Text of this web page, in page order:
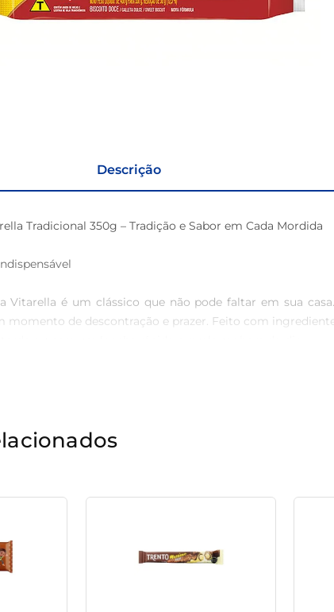
Descrição
Tradicional 350g – Tradição e Sabor em Cada Mordida
Vitarella é um clássico que não pode faltar em sua
momento de descontração e prazer. Feito com
lo em sobremesas, como uma crocante camada em
ao mesmo tempo, garante a frescura do produto, se
na escola, proporcionando uma pausa saborosa no seu